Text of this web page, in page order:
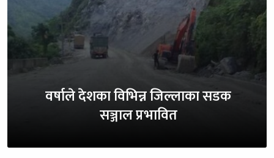
वर्षाले देशका विभिन्न जिल्लाका सडक
सञ्जाल प्रभावित